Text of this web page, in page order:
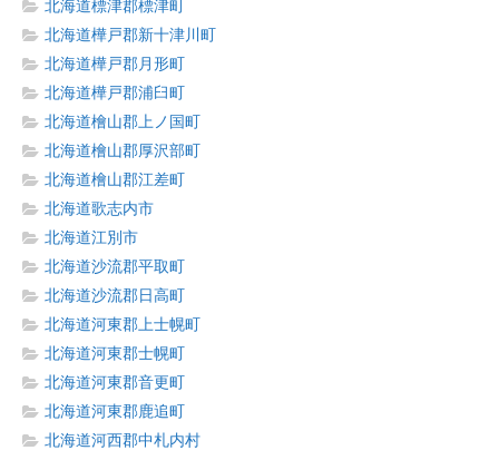
北海道標津郡標津町
北海道樺戸郡新十津川町
北海道樺戸郡月形町
北海道樺戸郡浦臼町
北海道檜山郡上ノ国町
北海道檜山郡厚沢部町
北海道檜山郡江差町
北海道歌志内市
北海道江別市
北海道沙流郡平取町
北海道沙流郡日高町
北海道河東郡上士幌町
北海道河東郡士幌町
北海道河東郡音更町
北海道河東郡鹿追町
北海道河西郡中札内村